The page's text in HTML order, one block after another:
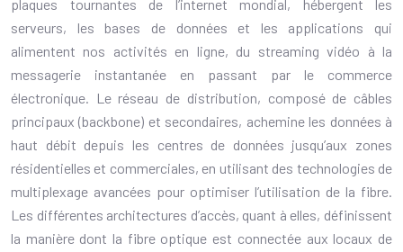
plaques tournantes de l’internet mondial, hébergent les
serveurs, les bases de données et les applications qui
alimentent nos activités en ligne, du streaming vidéo à la
messagerie instantanée en passant par le commerce
électronique. Le réseau de distribution, composé de câbles
principaux (backbone) et secondaires, achemine les données à
haut débit depuis les centres de données jusqu’aux zones
résidentielles et commerciales, en utilisant des technologies de
multiplexage avancées pour optimiser l’utilisation de la fibre.
Les différentes architectures d’accès, quant à elles, définissent
la manière dont la fibre optique est connectée aux locaux de